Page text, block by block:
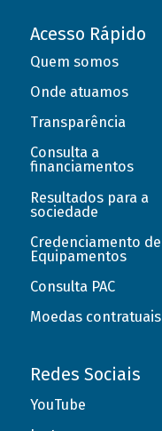
Acesso Rápido
Quem somos
Onde atuamos
Transparência
Consulta a
financiamentos
Resultados para a
sociedade
Credenciamento de
Equipamentos
Consulta PAC
Moedas contratuais
Redes Sociais
YouTube